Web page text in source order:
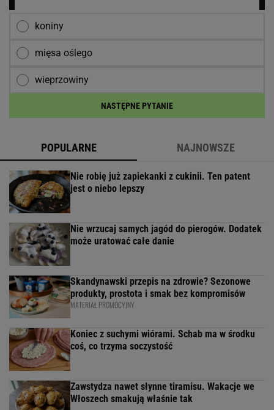
koniny
mięsa oślego
wieprzowiny
NASTĘPNE PYTANIE
POPULARNE NAJNOWSZE
Nie robię już zapiekanki z cukinii. Ten patent
jest o niebo lepszy
Nie wrzucaj samych jagód do pierogów. Dodatek
może uratować całe danie
Skandynawski przepis na zdrowie? Sezonowe
produkty, prostota i smak bez kompromisów
MATERIAŁ PROMOCYJNY
Koniec z suchymi wiórami. Schab ma w środku
coś, co trzyma soczystość
Zawstydza nawet słynne tiramisu. Wakacje we
Włoszech smakują właśnie tak